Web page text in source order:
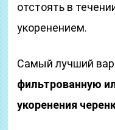
отстоять в
укоренением.
Самый лучший
фильтрованную
укоренения